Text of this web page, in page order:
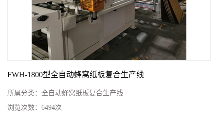
FWH-1800型全自动蜂窝纸板复合生产线
所属分类： 全自动蜂窝纸板复合生产线
浏览次数： 6494次